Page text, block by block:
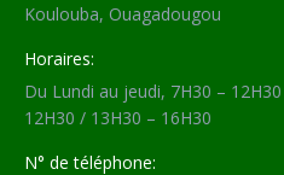
Koulouba, Ouagadougou
Horaires:
Du Lundi au jeudi, 7H30 –
12H30 / 13H30 – 16H30
N° de téléphone: